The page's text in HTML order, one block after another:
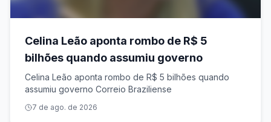
Celina Leão aponta rombo de R$ 5
bilhões quando assumiu governo
Celina Leão aponta rombo de R$ 5 bilhões quando
assumiu governo Correio Braziliense
7 de ago. de 2026